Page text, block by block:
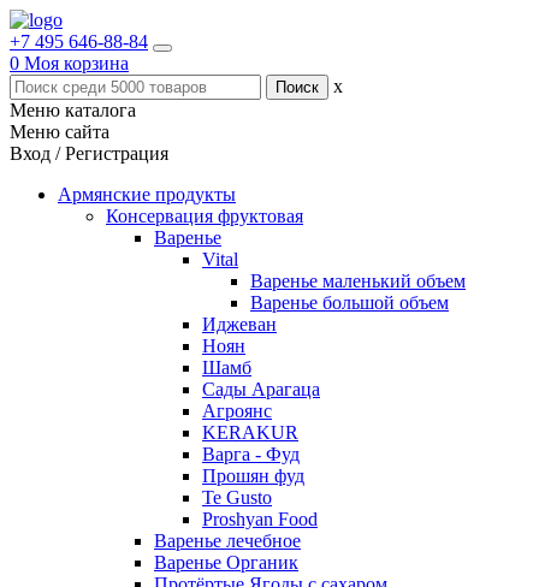
+7 495 646-88-84
0 Моя корзина
x
Меню каталога
Меню сайта
Вход / Регистрация
Армянские продукты
Консервация фруктовая
Варенье
Vital
Варенье маленький объем
Варенье большой объем
Иджеван
Ноян
Шамб
Сады Арагаца
Агроянс
KERAKUR
Варга - Фуд
Прошян фуд
Te Gusto
Proshyan Food
Варенье лечебное
Варенье Органик